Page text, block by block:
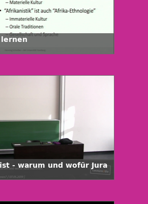
- warum und wofür Jura